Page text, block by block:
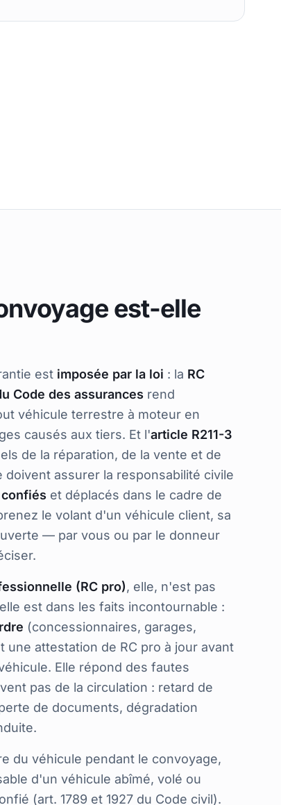
est-elle
est imposée par la loi : la RC
Code des assurances rend
véhicule terrestre à moteur en
causés aux tiers. Et l'article R211-3
de la réparation, de la vente et de
doivent assurer la responsabilité civile
et déplacés dans le cadre de
le volant d'un véhicule client, sa
— par vous ou par le donneur
(RC pro), elle, n'est pas
est dans les faits incontournable :
(concessionnaires, garages,
une attestation de RC pro à jour avant
Elle répond des fautes
pas de la circulation : retard de
de documents, dégradation
du véhicule pendant le convoyage,
d'un véhicule abîmé, volé ou
(art. 1789 et 1927 du Code civil).